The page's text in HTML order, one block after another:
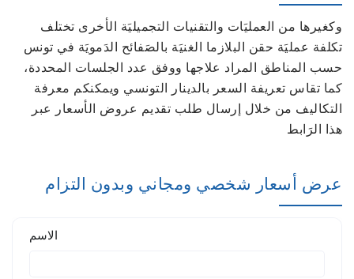
وكغيرها من العمليَات والتقنيات التجميليَة الأخرى تختلف
تكلفة عمليَة حقن البلازما الغنيَة بالصَفائح الدَمويَة في تونس
حسب المناطق المراد علاجها ووفق عدد الجلسات المحددة،
كما تقاس تعريفة السعر بالدينار التونسي ويمكنكم معرفة
التكاليف من خلال إرسال طلب تقديم عروض الأسعار عبر
هذا الرَابط
عرض أسعار شخصي ومجاني وبدون التزام